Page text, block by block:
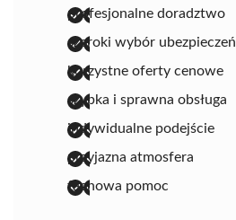
profesjonalne doradztwo
szeroki wybór ubezpieczeń
korzystne oferty cenowe
szybka i sprawna obsługa
indywidualne podejście
przyjazna atmosfera
fachowa pomoc